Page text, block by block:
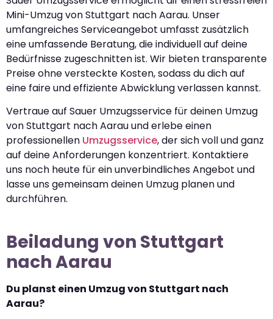
Mini-Umzug von Stuttgart nach Aarau. Unser
umfangreiches Serviceangebot umfasst zusätzlich
eine umfassende Beratung, die individuell auf deine
Bedürfnisse zugeschnitten ist. Wir bieten transparente
Preise ohne versteckte Kosten, sodass du dich auf
eine faire und effiziente Abwicklung verlassen kannst.
Vertraue auf Sauer Umzugsservice für deinen Umzug
von Stuttgart nach Aarau und erlebe einen
professionellen Umzugsservice, der sich voll und ganz
auf deine Anforderungen konzentriert. Kontaktiere
uns noch heute für ein unverbindliches Angebot und
lasse uns gemeinsam deinen Umzug planen und
durchführen.
Beiladung von Stuttgart
nach Aarau
Du planst einen Umzug von Stuttgart nach
Aarau?